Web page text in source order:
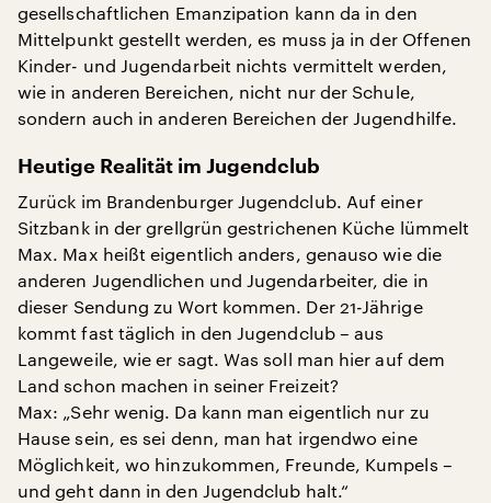
gesellschaftlichen Emanzipation kann da in den
Mittelpunkt gestellt werden, es muss ja in der Offenen
Kinder- und Jugendarbeit nichts vermittelt werden,
wie in anderen Bereichen, nicht nur der Schule,
sondern auch in anderen Bereichen der Jugendhilfe.
Heutige Realität im Jugendclub
Zurück im Brandenburger Jugendclub. Auf einer
Sitzbank in der grellgrün gestrichenen Küche lümmelt
Max. Max heißt eigentlich anders, genauso wie die
anderen Jugendlichen und Jugendarbeiter, die in
dieser Sendung zu Wort kommen. Der 21-Jährige
kommt fast täglich in den Jugendclub – aus
Langeweile, wie er sagt. Was soll man hier auf dem
Land schon machen in seiner Freizeit?
Max: „Sehr wenig. Da kann man eigentlich nur zu
Hause sein, es sei denn, man hat irgendwo eine
Möglichkeit, wo hinzukommen, Freunde, Kumpels –
und geht dann in den Jugendclub halt.“